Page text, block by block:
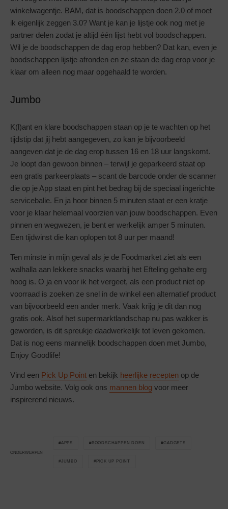
winkelwagentje. BAM, dat is boodschappen doen 2.0 of moet
ik eigenlijk zeggen 3.0? Want je kan je lijstje ook nog met je
partner delen zodat je altijd één lijst hebt vol boodschappen.
Wil je de boodschappen de dag erop hebben? Dat kan, even je
boodschappen lijstje afronden en ze staan de dag erop voor je
klaar om alleen nog maar opgehaald te worden.
Jumbo
K(l)ant en klare boodschappen staan op je te wachten op het
tijdstip dat jij hebt aangegeven, zo kan je bijvoorbeeld
aangeven dat je de dag erop tussen 16 en 18 uur langskomt.
Je loopt dan gewoon binnen – terwijl je geparkeerd staat op
een gratis parkeerplaats – scant de barcode onder de scanner
die op je App staat en pint het bedrag bij de speciaal ingerichte
servicebalie. En ja hoor binnen 5 minuten staat er een kratje
voor je klaar helemaal voorzien van jouw boodschappen. Even
pinnen en wegwezen, je bent er werkelijk amper 5 minuten.
Een tijdwinst die kan oplopen tot 8 uur per maand!
Ten minste in mijn geval als je de Foodmarket ziet als een
walhalla aan lekkere snacks waarbij het Efteling gehalte erg
hoog is. O ja en voor ik het vergeet, als een product niet op
voorraad is zoeken ze snel in de winkel een alternatief product
van bijvoorbeeld een ander merk. Vaak krijg je dit dan nog
gratis ook. Alsof het supermarktlandschap nu pas wakker is
geworden, is dit spreukje daadwerkelijk tot leven gekomen.
Dat is nog eens mannelijk boodschappen doen met Jumbo,
Enjoy Goodlife!
Vind een Pick Up Point en bekijk heerlijke recepten op de
Jumbo website. Volg ook ons mannen blog voor meer
inspirerend nieuws.
ONDERWERPEN
APPS BOODSCHAPPEN DOEN GADGETS
JUMBO PICK UP POINT